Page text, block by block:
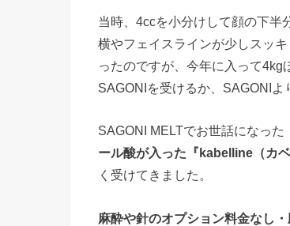
当時、4ccを小分けして顔の下半
横やフェイスラインが少しスッ
ったのですが、今年に入って
SAGONIを受けるか、SAGONI
SAGONI MELTでお世話になった
ール酸が入った『kabelline（カベ
く受けてきました。
麻酔や針のオプション料金なし